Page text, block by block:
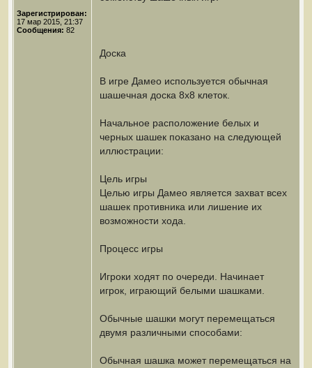
Зарегистрирован:
17 мар 2015, 21:37
Сообщения: 82
Доска
В игре Дамео используется обычная
шашечная доска 8х8 клеток.
Начальное расположение белых и
черных шашек показано на следующей
иллюстрации:
Цель игры
Целью игры Дамео является захват всех
шашек противника или лишение их
возможности хода.
Процесс игры
Игроки ходят по очереди. Начинает
игрок, играющий белыми шашками.
Обычные шашки могут перемещаться
двумя различными способами:
Обычная шашка может перемещаться на